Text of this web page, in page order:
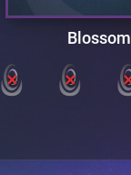
Blossom